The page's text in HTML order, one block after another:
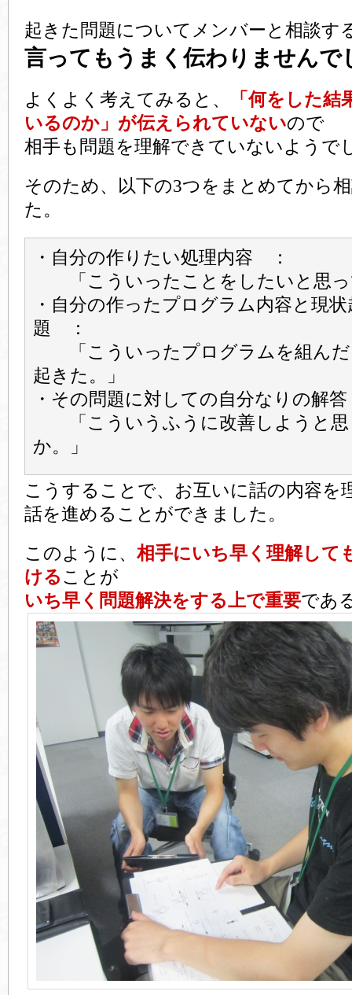
起きた問題についてメンバーと相談す
言ってもうまく伝わりませんで
よくよく考えてみると、
「何をした
いるのか」が伝えられていないので
相手も問題を理解できていないようで
そのため、以下の3つをまとめてから
た。
・自分の作りたい処理内容 ：
「こういったことをしたいと思っ
・自分の作ったプログラム内容と現
題 ：
「こういったプログラムを組んだ
起きた。」
・その問題に対しての自分なりの
「こういうふうに改善しようと思
か。」
こうすることで、お互いに話の内容を
話を進めることができました。
このように、 相手にいち早く理解して
ける ことが
いち早く問題解決をする上で重要であ